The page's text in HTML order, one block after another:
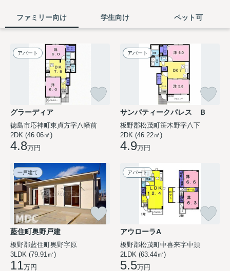
ファミリー向け 学生向け ペット可
アパート
グラーディア
徳島市応神町東貞方字八幡前
2DK (46.06㎡)
4.8万円
アパート
サンパティークパレス Ｂ
板野郡松茂町笹木野字八下
2DK (46.22㎡)
4.9万円
一戸建て
藍住町奥野戸建
板野郡藍住町奥野字原
3LDK (79.91㎡)
11万円
アパート
アウローラA
板野郡松茂町中喜来字中須
2LDK (63.44㎡)
5.5万円